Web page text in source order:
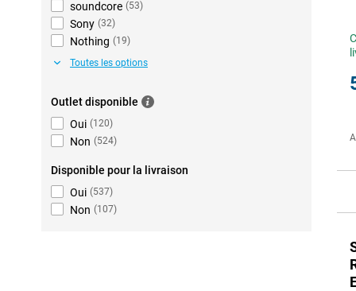
soundcore (53)
Sony (32)
Nothing (19)
Toutes les options
Outlet disponible
Oui (120)
Non (524)
Disponible pour la livraison
Oui (537)
Non (107)